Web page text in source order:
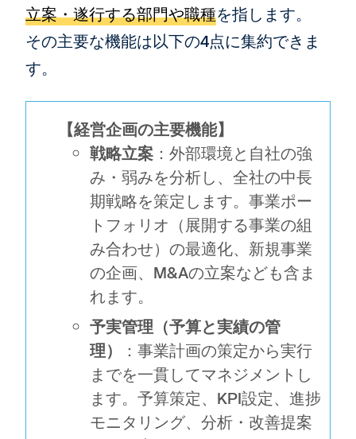
立案・遂行する部門や職種を指します。
その主要な機能は以下の4点に集約できま
す。
【経営企画の主要機能】
戦略立案 ：外部環境と自社の強
み・弱みを分析し、全社の中長
期戦略を策定します。事業ポー
トフォリオ（展開する事業の組
み合わせ）の最適化、新規事業
の企画、M&Aの立案なども含ま
れます。
予実管理（予算と実績の管
理）
：事業計画の策定から実行
までを一貫してマネジメントし
ます。予算策定、KPI設定、進捗
モニタリング、分析・改善提案